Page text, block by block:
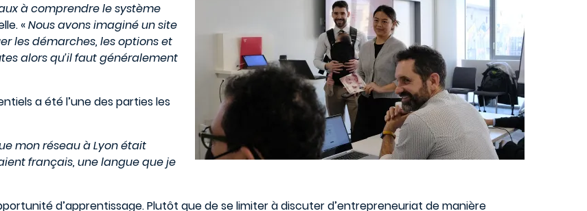
à comprendre le système
«Nous avons imaginé un site
les démarches, les options et
alors qu’il faut généralement
a été l’une des parties les
mon réseau à Lyon était
français, une langue que je
d’apprentissage. Plutôt que de se limiter à discuter d’entrepreneuriat de manière